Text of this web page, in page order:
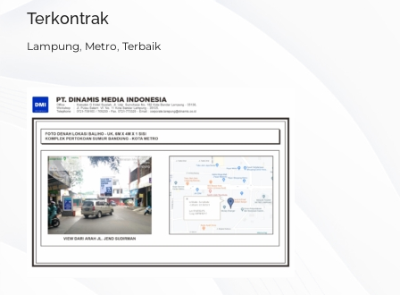
Terkontrak
Lampung Metro Terbaik